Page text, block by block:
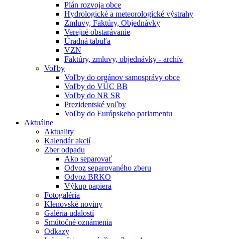
Plán rozvoja obce
Hydrologické a meteorologické výstrahy
Zmluvy, Faktúry, Objednávky
Verejné obstarávanie
Úradná tabuľa
VZN
Faktúry, zmluvy, objednávky - archív
Voľby
Voľby do orgánov samosprávy obce
Voľby do VÚC BB
Voľby do NR SR
Prezidentské voľby
Voľby do Európskeho parlamentu
Aktuálne
Aktuality
Kalendár akcií
Zber odpadu
Ako separovať
Odvoz separovaného zberu
Odvoz BRKO
Výkup papiera
Fotogaléria
Klenovské noviny
Galéria udalostí
Smútočné oznámenia
Odkazy